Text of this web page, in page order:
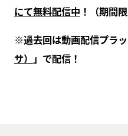
にて無料配信中 ！（期間限
※過去回は動画配信プラ
サ） 」で配信！